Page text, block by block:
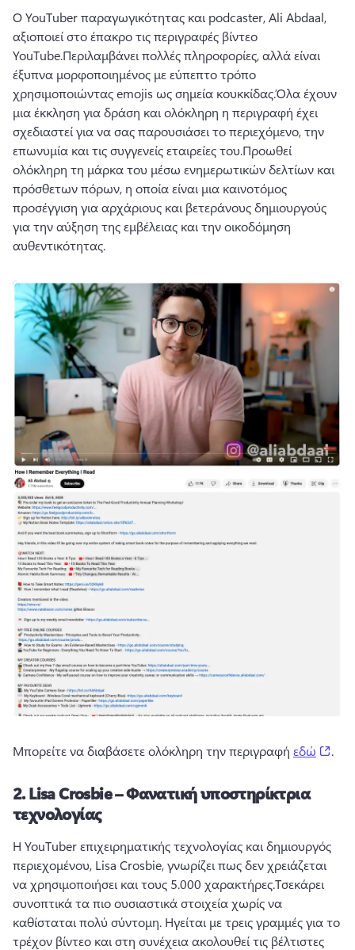
Ο YouTuber παραγωγικότητας και podcaster, Ali Abdaal,
αξιοποιεί στο έπακρο τις περιγραφές βίντεο
YouTube.Περιλαμβάνει πολλές πληροφορίες, αλλά είναι
έξυπνα μορφοποιημένος με εύπεπτο τρόπο
χρησιμοποιώντας emojis ως σημεία κουκκίδας.Όλα έχουν
μια έκκληση για δράση και ολόκληρη η περιγραφή έχει
σχεδιαστεί για να σας παρουσιάσει το περιεχόμενο, την
επωνυμία και τις συγγενείς εταιρείες του.Προωθεί
ολόκληρη τη μάρκα του μέσω ενημερωτικών δελτίων και
πρόσθετων πόρων, η οποία είναι μια καινοτόμος
προσέγγιση για αρχάριους και βετεράνους δημιουργούς
για την αύξηση της εμβέλειας και την οικοδόμηση
αυθεντικότητας.
Μπορείτε να διαβάσετε ολόκληρη την περιγραφή εδώ .
2.Lisa Crosbie – Φανατική υποστηρίκτρια
τεχνολογίας
Η YouTuber επιχειρηματικής τεχνολογίας και δημιουργός
περιεχομένου, Lisa Crosbie, γνωρίζει πως δεν χρειάζεται
να χρησιμοποιήσει και τους 5.000 χαρακτήρες.Τσεκάρει
συνοπτικά τα πιο ουσιαστικά στοιχεία χωρίς να
καθίσταται πολύ σύντομη. Ηγείται με τρεις γραμμές για το
τρέχον βίντεο και στη συνέχεια ακολουθεί τις βέλτιστες